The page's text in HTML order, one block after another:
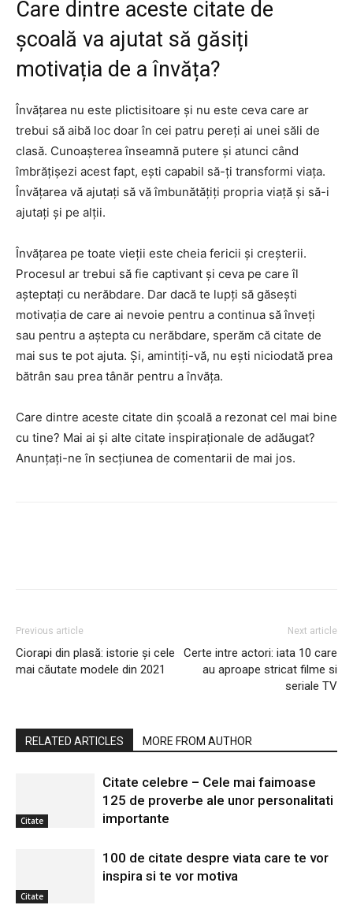
Care dintre aceste citate de
școală va ajutat să găsiți
motivația de a învăța?
Învățarea nu este plictisitoare și nu este ceva care ar
trebui să aibă loc doar în cei patru pereți ai unei săli de
clasă. Cunoașterea înseamnă putere și atunci când
îmbrățișezi acest fapt, ești capabil să-ți transformi viața.
Învățarea vă ajutați să vă îmbunătățiți propria viață și să-i
ajutați și pe alții.
Învățarea pe toate vieții este cheia fericii și creșterii.
Procesul ar trebui să fie captivant și ceva pe care îl
așteptați cu nerăbdare. Dar dacă te lupți să găsești
motivația de care ai nevoie pentru a continua să înveți
sau pentru a aștepta cu nerăbdare, sperăm că citate de
mai sus te pot ajuta. Și, amintiți-vă, nu ești niciodată prea
bătrân sau prea tânăr pentru a învăța.
Care dintre aceste citate din școală a rezonat cel mai bine
cu tine? Mai ai și alte citate inspiraționale de adăugat?
Anunțați-ne în secțiunea de comentarii de mai jos.
Previous article
Ciorapi din plasă: istorie și cele
mai căutate modele din 2021
Next article
Certe intre actori: iata 10 care
au aproape stricat filme si
seriale TV
RELATED ARTICLES MORE FROM AUTHOR
Citate
Citate celebre – Cele mai faimoase
125 de proverbe ale unor personalitati
importante
Citate
100 de citate despre viata care te vor
inspira si te vor motiva